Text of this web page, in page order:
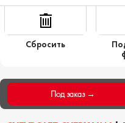
Сбросить
Под заказ →